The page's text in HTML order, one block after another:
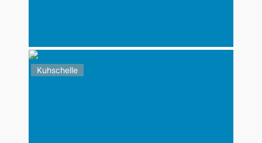
Kuhschelle